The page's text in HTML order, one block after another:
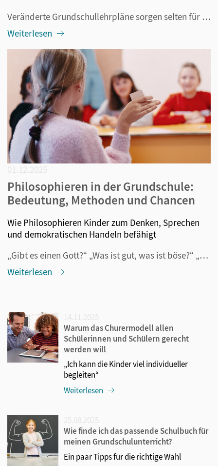
Veränderte Grundschullehrpläne sorgen selten für Schlagzeilen. Aber Ende vergangen Jahres war das Thema Dividieren in der Grundschule plötzlich Thema in vielen Medien, weil das niedersächsische Kultusministerium bekanntgegeben hatte, dass das schriftliche Dividieren nicht mehr zum Lehrplan der Grund...
Weiterlesen
Philosophieren in der Grundschule:
Bedeutung, Methoden und Chancen
Wie Philosophieren Kinder zum Denken, Sprechen
und demokratischen Handeln befähigt
„Gibt es einen Gott?“ „Was ist gut, was ist böse?“ „Gibt es nur eine Welt?“ Kinder haben viele Fragen, bei denen es sich oft um anspruchsvolle philosophische Überlegungen handelt. Warum diese in den Grundschulunterricht integriert werden sollten, und warum sie auch einen wichtigen Beitrag zur Sprach...
Weiterlesen
Warum das Churermodell allen
Schülerinnen und Schülern gerecht
werden will
„Ich kann die Kinder viel individueller
begleiten“
Weiterlesen
Wie finde ich das passende Schulbuch für
meinen Grundschulunterricht?
Ein paar Tipps für die richtige Wahl